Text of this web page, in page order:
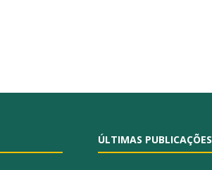
ÚLTIMAS PUBLICAÇÕES